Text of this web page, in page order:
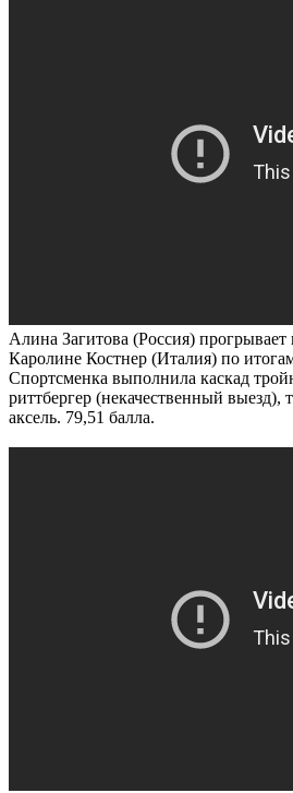
Алина Загитова (Россия) прогрывает
Каролине Костнер (Италия) по
Спортсменка выполнила каскад
риттбергер (некачественный
аксель. 79,51 балла.